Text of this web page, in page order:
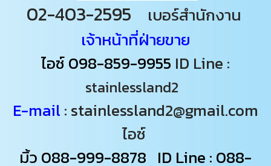
02-403-2595
เบอร์สำนักงาน
เจ้าหน้าที่ฝ่ายขาย
ไอซ์098-859-9955 ID Line :
stainlessland2
E-mail : stainlessland2@gmail.com
ไอซ์
มิ้ว 088-999-8878 ID Line : 088-